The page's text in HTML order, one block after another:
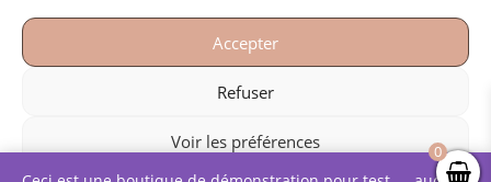
Accepter
Refuser
Voir les préférences
Mentions légales
Conditions générales de vente
Copyright © – 2023 – Conception et réalisation:
0